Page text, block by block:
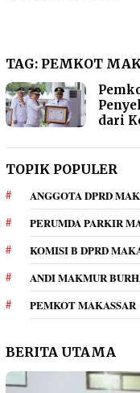
TAG: PEMKOT
dari
TOPIK POPULER
ANGGOTA DPRD
PERUMDA PARKIR
KOMISI B DPRD
ANDI MAKMUR
PEMKOT MAKASSAR
BERITA UTAMA